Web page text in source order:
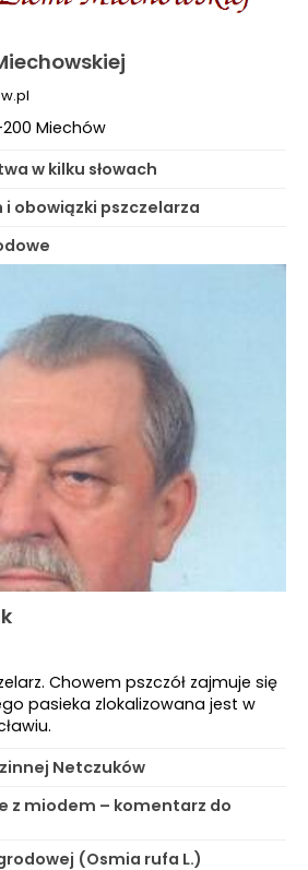
200 Miechów
w kilku słowach
i obowiązki pszczelarza
Chowem pszczół zajmuje się
pasieka zlokalizowana jest w
Netczuków
z miodem – komentarz do
(Osmia rufa L.)